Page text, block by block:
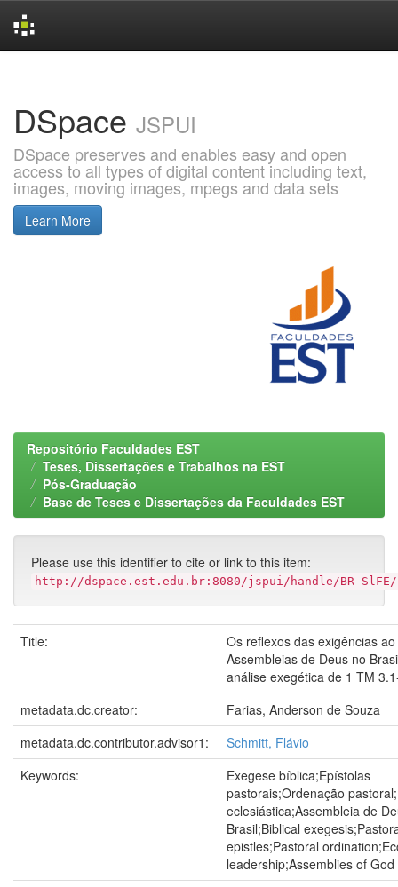
DSpace JSPUI
DSpace preserves and enables easy and open
access to all types of digital content including text,
images, moving images, mpegs and data sets
Learn More
Repositório Faculdades EST
Teses, Dissertações e Trabalhos na EST
Pós-Graduação
Base de Teses e Dissertações da Faculdades EST
Please use this identifier to cite or link to this item:
http://dspace.est.edu.br:8080/jspui/handle/BR-SlFE/
Title:
Os reflexos das exigências
Assembleias de Deus no
análise exegética de 1 TM
metadata.dc.creator:
Farias, Anderson de Souza
metadata.dc.contributor.advisor1:
Schmitt, Flávio
Keywords:
Exegese bíblica;Epístolas
pastorais;Ordenação
eclesiástica;Assembleia de
Brasil;Biblical
epistles;Pastoral
leadership;Assemblies of